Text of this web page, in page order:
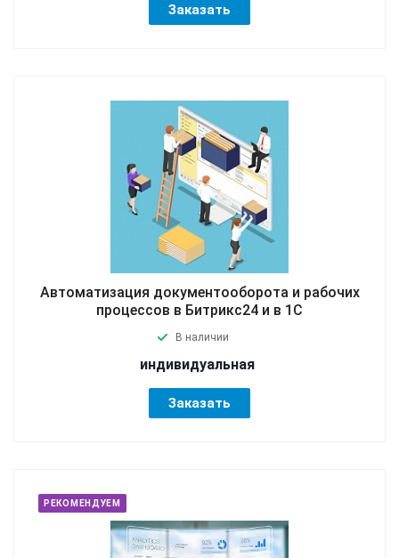
Заказать
Автоматизация документооборота и рабочих
процессов в Битрикс24 и в 1С
В наличии
индивидуальная
Заказать
РЕКОМЕНДУЕМ